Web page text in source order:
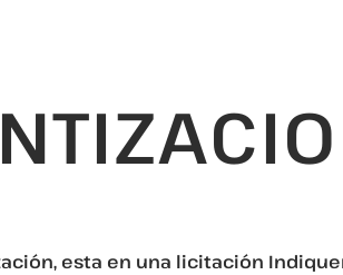
esta en una licitación